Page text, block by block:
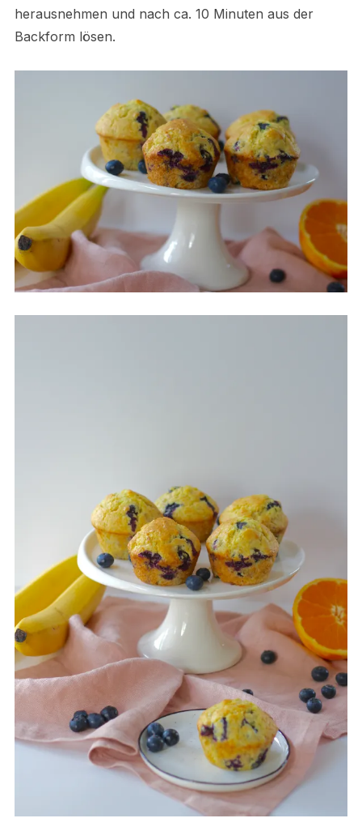
herausnehmen und nach ca. 10 Minuten aus der
Backform lösen.